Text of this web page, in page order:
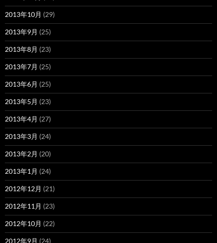
2013年10月 (29)
2013年9月 (25)
2013年8月 (23)
2013年7月 (25)
2013年6月 (25)
2013年5月 (23)
2013年4月 (27)
2013年3月 (24)
2013年2月 (20)
2013年1月 (24)
2012年12月 (21)
2012年11月 (23)
2012年10月 (22)
2012年9月 (24)